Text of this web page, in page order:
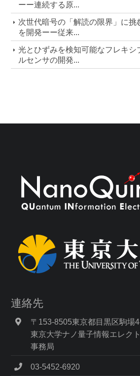
ーー連続する原...
次世代暗号の「解読の限界」に挑
を開発ーー従来...
光とひずみを検知可能なフレキシ
ルセンサの開発...
連絡先
〒153-8505東京都目黒区駒場
東京大学ナノ量子情報エレク
事務局
03-5452-6920